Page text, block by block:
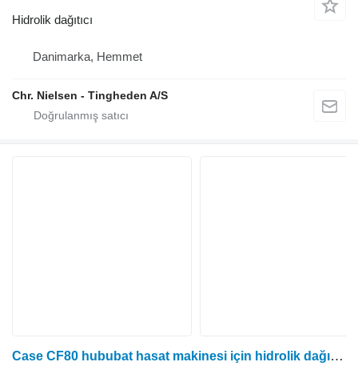
Hidrolik dağıtıcı
Danimarka, Hemmet
Chr. Nielsen - Tingheden A/S
Case CF80 hububat hasat makinesi için hidrolik dağıtıcı